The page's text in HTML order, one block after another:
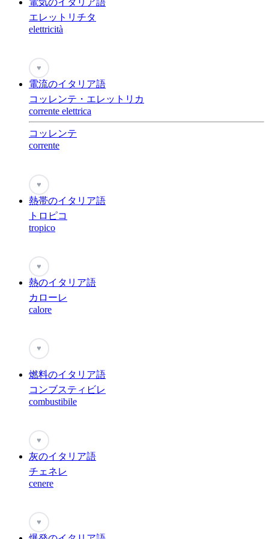
電気のイタリア語
エレットリチタ
elettricità
♥
電流のイタリア語
コッレンテ・エレットリカ
corrente elettrica
コッレンテ
corrente
♥
熱帯のイタリア語
トロピコ
tropico
♥
熱のイタリア語
カローレ
calore
♥
燃料のイタリア語
コンブスティビレ
combustibile
♥
灰のイタリア語
チェネレ
cenere
♥